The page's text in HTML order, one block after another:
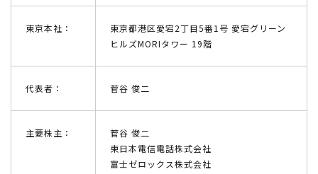
東京本社：
東京都港区愛宕2丁目5番1号 愛宕グリーン
ヒルズMORIタワー 19階
代表者： 菅谷 俊二
主要株主：
菅谷 俊二
東日本電信電話株式会社
富士ゼロックス株式会社